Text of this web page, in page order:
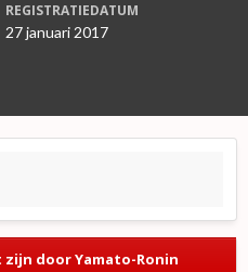
REGISTRATIEDATUM
27 januari 2017
door Yamato-Ronin